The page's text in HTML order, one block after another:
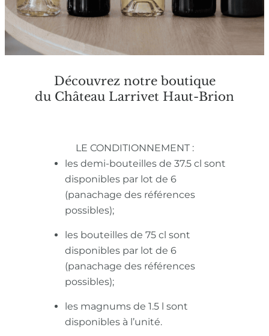
Découvrez notre boutique
du Château Larrivet Haut-Brion
LE CONDITIONNEMENT :
les demi-bouteilles de 37.5 cl sont
disponibles par lot de 6
(panachage des références
possibles);
les bouteilles de 75 cl sont
disponibles par lot de 6
(panachage des références
possibles);
les magnums de 1.5 l sont
disponibles à l’unité.